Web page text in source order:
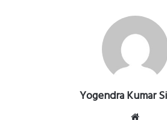
Yogendra Kumar